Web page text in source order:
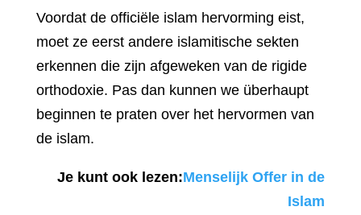
Voordat de officiële islam hervorming eist,
moet ze eerst andere islamitische sekten
erkennen die zijn afgeweken van de rigide
orthodoxie. Pas dan kunnen we überhaupt
beginnen te praten over het hervormen van
de islam.
Je kunt ook lezen:Menselijk Offer in de
Islam